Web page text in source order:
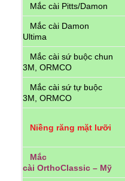
Mắc cài Pitts/Damon
Mắc cài Damon
Ultima
Mắc cài sứ buộc chun
3M, ORMCO
Mắc cài sứ tự buộc
3M, ORMCO
Niềng răng mặt lưỡi
Mắc
cài OrthoClassic – Mỹ